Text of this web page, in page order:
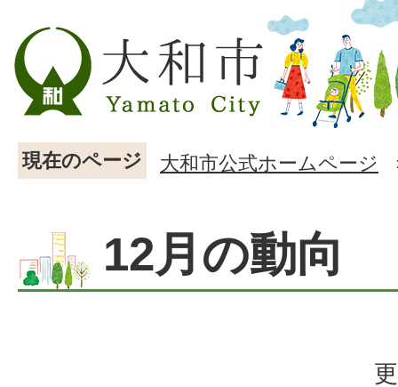
現在のページ 大和市公式ホームページ
12月の動向